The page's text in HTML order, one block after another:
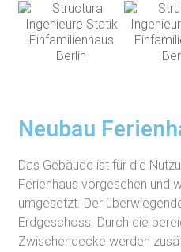
Neubau
Das Gebäude ist für die
Ferienhaus vorgesehen und
umgesetzt. Der
Erdgeschoss. Durch die
Zwischendecke werden